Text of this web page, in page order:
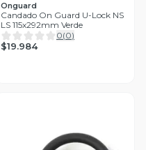
Onguard
Candado On Guard U-Lock NS
LS 115x292mm Verde
0(0)
$19.984